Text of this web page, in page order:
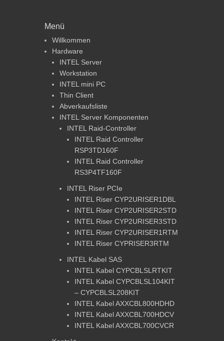
Menü
Willkommen
Hardware
INTEL Server
Workstation
INTEL mini PC
Thin Client
Abverkaufsliste
INTEL Server Komponenten
INTEL Raid-Controller
INTEL Raid Controller
RSP3TD160F
INTEL Raid Controller
RS3P4TF160F
INTEL Riser PCIe
INTEL Riser CYP2URISER1DBL
INTEL Riser CYP2URISER2STD
INTEL Riser CYP2URISER3STD
INTEL Riser CYP2URISER1RTM
INTEL Riser CYPRISER3RTM
INTEL Kabel SAS
INTEL Kabel CYPCBLSLRTKIT
INTEL Kabel CYPCBLSL104KIT
– CYPCBLSL208KIT
INTEL Kabel AXXCBL800HDHD
INTEL Kabel AXXCBL700HDCV
INTEL Kabel AXXCBL700CVCR